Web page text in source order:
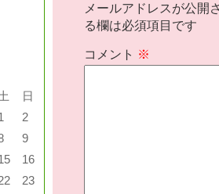
日
2
9
16
23
メールアドレスが公開
る欄は必須項目です
コメント ※